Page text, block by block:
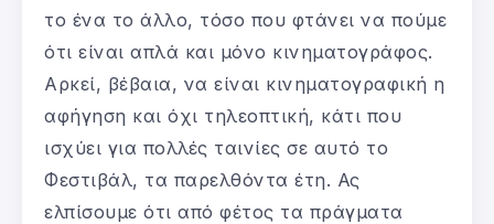
το ένα το άλλο, τόσο που φτάνει να πούμε
ότι είναι απλά και μόνο κινηματογράφος.
Αρκεί, βέβαια, να είναι κινηματογραφική η
αφήγηση και όχι τηλεοπτική, κάτι που
ισχύει για πολλές ταινίες σε αυτό το
Φεστιβάλ, τα παρελθόντα έτη. Ας
ελπίσουμε ότι από φέτος τα πράγματα